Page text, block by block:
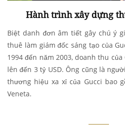
Hành trình xây dựng
Biệt danh đơn âm tiết gây chú ý
thuê làm giám đốc sáng tạo của
1994 đến năm 2003, doanh thu của
lên đến 3 tỷ USD. Ông cũng là
thương hiệu xa xỉ của Gucci bao
Veneta.